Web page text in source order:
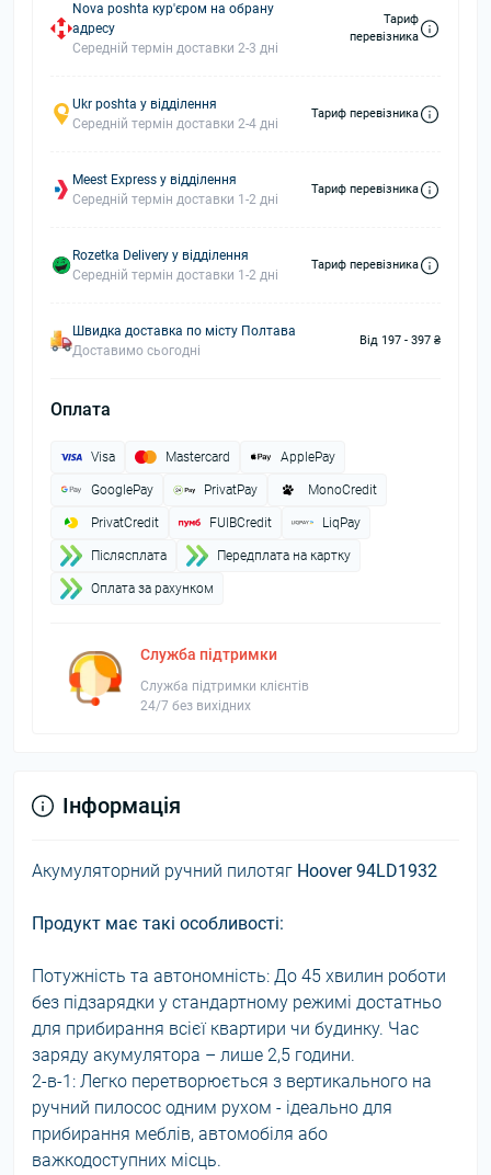
Nova poshta кур'єром на обрану
адресу
Середній термін доставки 2-3 дні
Тариф
перевізника
Ukr poshta у відділення
Середній термін доставки 2-4 дні
Тариф перевізника
Meest Express у відділення
Середній термін доставки 1-2 дні
Тариф перевізника
Rozetka Delivery у відділення
Середній термін доставки 1-2 дні
Тариф перевізника
Швидка доставка по місту Полтава
Доставимо сьогодні
Від 197 - 397 ₴
Оплата
Visa Mastercard ApplePay
GooglePay PrivatPay MonoCredit
PrivatCredit FUIBCredit LiqPay
Пiслясплата Передплата на картку
Оплата за рахунком
Служба підтримки
Служба підтримки клієнтів
24/7 без вихідних
Інформація
Акумуляторний ручний пилотяг Hoover 94LD1932
Продукт має такі особливості:
Потужність та автономність: До 45 хвилин роботи
без підзарядки у стандартному режимі достатньо
для прибирання всієї квартири чи будинку. Час
заряду акумулятора – лише 2,5 години.
2-в-1: Легко перетворюється з вертикального на
ручний пилосос одним рухом - ідеально для
прибирання меблів, автомобіля або
важкодоступних місць.